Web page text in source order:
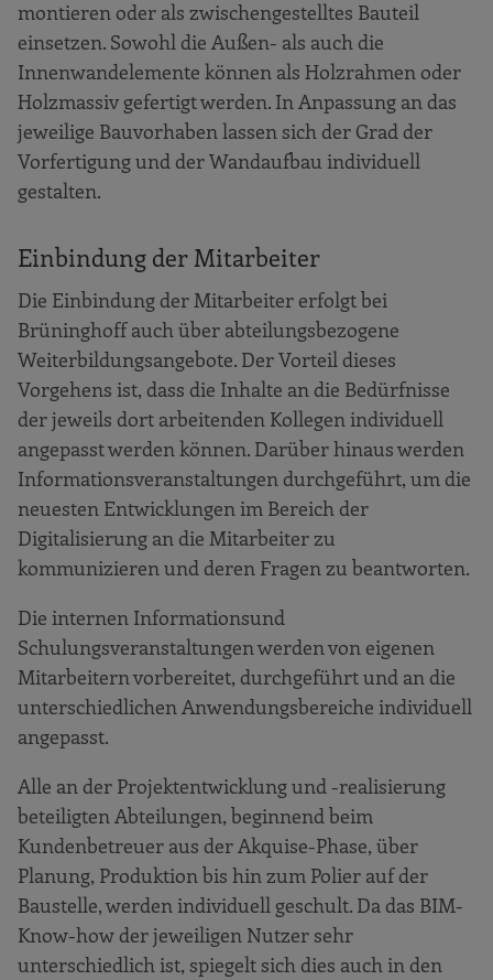
montieren oder als zwischengestelltes Bauteil
einsetzen. Sowohl die Außen- als auch die
Innenwandelemente können als Holzrahmen oder
Holzmassiv gefertigt werden. In Anpassung an das
jeweilige Bauvorhaben lassen sich der Grad der
Vorfertigung und der Wandaufbau individuell
gestalten.
Einbindung der Mitarbeiter
Die Einbindung der Mitarbeiter erfolgt bei
Brüninghoff auch über abteilungsbezogene
Weiterbildungsangebote. Der Vorteil dieses
Vorgehens ist, dass die Inhalte an die Bedürfnisse
der jeweils dort arbeitenden Kollegen individuell
angepasst werden können. Darüber hinaus werden
Informationsveranstaltungen durchgeführt, um die
neuesten Entwicklungen im Bereich der
Digitalisierung an die Mitarbeiter zu
kommunizieren und deren Fragen zu beantworten.
Die internen Informationsund
Schulungsveranstaltungen werden von eigenen
Mitarbeitern vorbereitet, durchgeführt und an die
unterschiedlichen Anwendungsbereiche individuell
angepasst.
Alle an der Projektentwicklung und -realisierung
beteiligten Abteilungen, beginnend beim
Kundenbetreuer aus der Akquise-Phase, über
Planung, Produktion bis hin zum Polier auf der
Baustelle, werden individuell geschult. Da das BIM-
Know-how der jeweiligen Nutzer sehr
unterschiedlich ist, spiegelt sich dies auch in den